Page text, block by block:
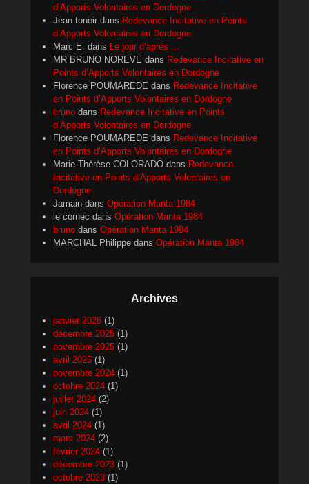
d’Apports Volontaires en Dordogne
Jean tonoir dans Redevance Incitative en Points
d’Apports Volontaires en Dordogne
Marc E. dans
Le jour d’après …
MR BRUNO NOREVE dans Redevance Incitative en
Points d’Apports Volontaires en Dordogne
Florence POUMAREDE dans Redevance Incitative
en Points d’Apports Volontaires en Dordogne
bruno dans Redevance Incitative en Points
d’Apports Volontaires en Dordogne
Florence POUMAREDE dans Redevance Incitative
en Points d’Apports Volontaires en Dordogne
Marie-Thérèse COLORADO dans Redevance
Incitative en Points d’Apports Volontaires en
Dordogne
Jamain dans Opération Manta 1984
le cornec dans Opération Manta 1984
bruno dans Opération Manta 1984
MARCHAL Philippe dans Opération Manta 1984
Archives
janvier 2026 (1)
décembre 2025 (1)
novembre 2025 (1)
avril 2025 (1)
novembre 2024 (1)
octobre 2024 (1)
juillet 2024 (2)
juin 2024 (1)
avril 2024 (1)
mars 2024 (2)
février 2024 (1)
décembre 2023 (1)
octobre 2023 (1)